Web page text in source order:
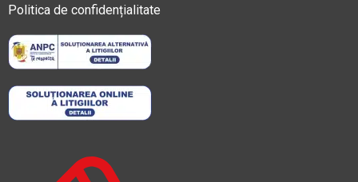
Politica de confidențialitate